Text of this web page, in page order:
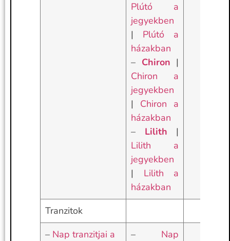
Plútó a
jegyekben
| Plútó a
házakban
– Chiron |
Chiron a
jegyekben
| Chiron a
házakban
– Lilith
|
Lilith a
jegyekben
| Lilith a
házakban
Tranzitok
– Nap tranzitjai a
– Nap